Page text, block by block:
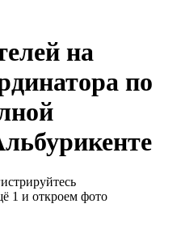
на
по
1 и откроем фото